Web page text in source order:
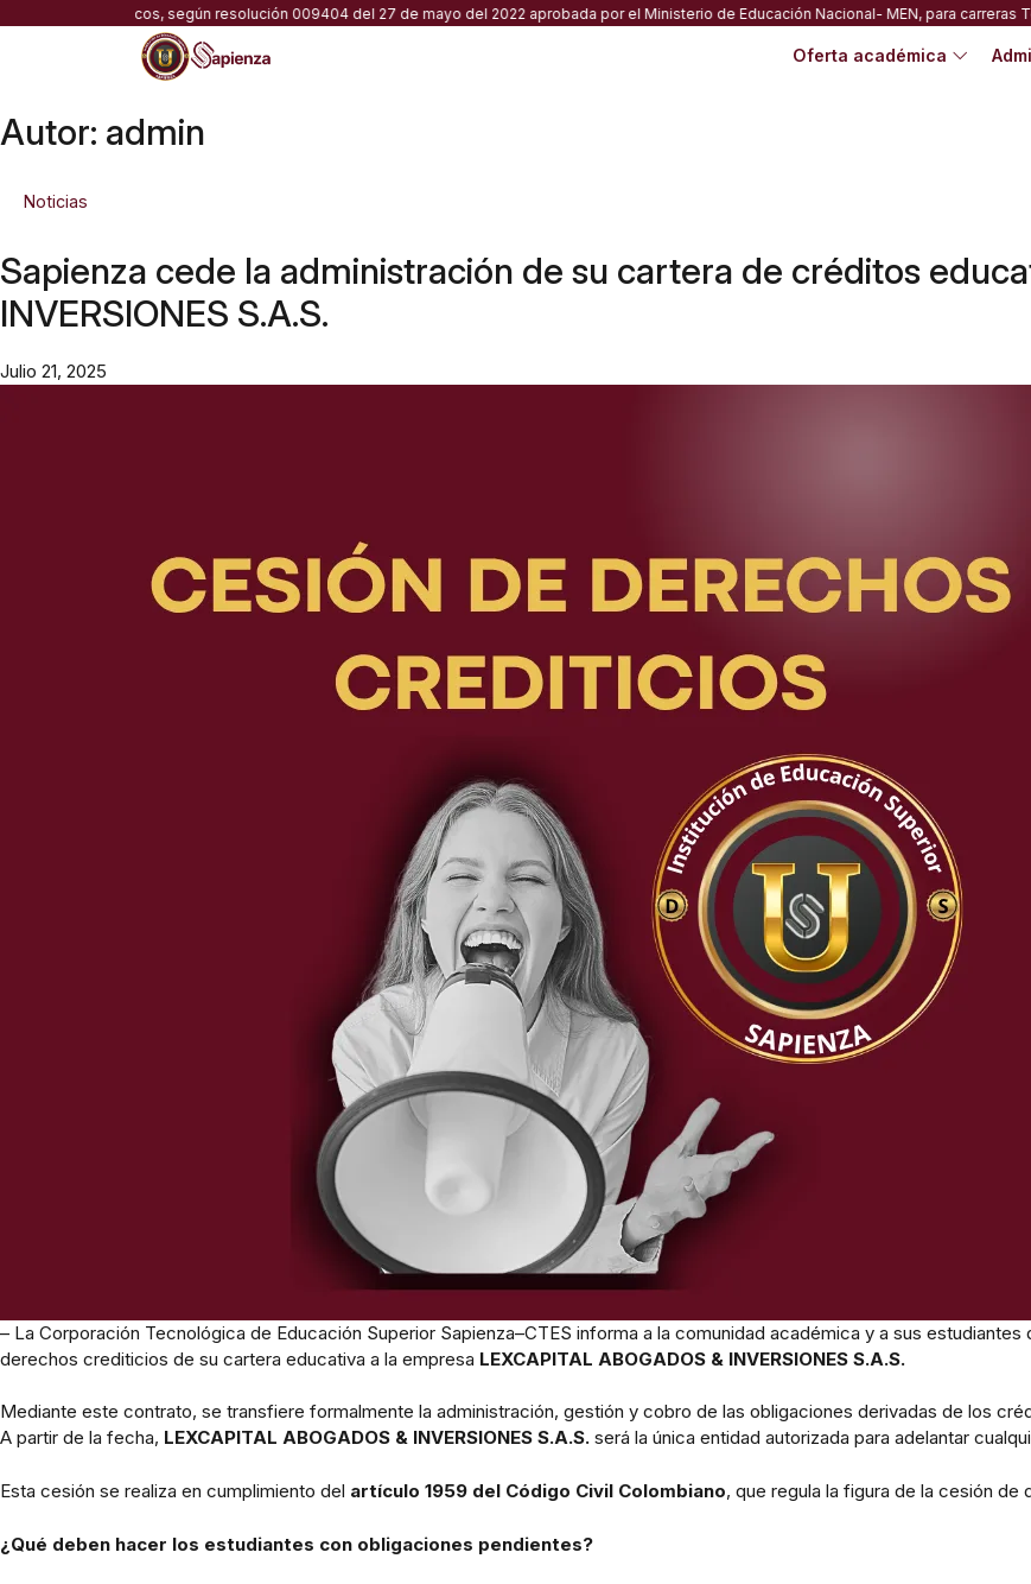
según resolución 009404 del 27 de mayo del 2022 aprobada por el Ministerio de Educación Nacional- MEN, para carreras Técnicas
Oferta académica
Autor: admin
Noticias
Sapienza cede la administración de su cartera de créditos
INVERSIONES S.A.S.
Julio 21, 2025
– La Corporación Tecnológica de Educación Superior Sapienza–CTES informa a la comunidad académica y a sus estudiantes
derechos crediticios de su cartera educativa a la empresa LEXCAPITAL ABOGADOS & INVERSIONES S.A.S.
Mediante este contrato, se transfiere formalmente la administración, gestión y cobro de las obligaciones derivadas de los
A partir de la fecha, LEXCAPITAL ABOGADOS & INVERSIONES S.A.S. será la única entidad autorizada para adelantar
Esta cesión se realiza en cumplimiento del artículo 1959 del Código Civil Colombiano, que regula la figura de la cesión
¿Qué deben hacer los estudiantes con obligaciones pendientes?